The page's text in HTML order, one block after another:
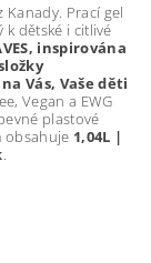
Kanady. Prací gel
k dětské i citlivé
inspirována
Vás, Vaše děti
Vegan a EWG
plastové
obsahuje 1,04L |
.